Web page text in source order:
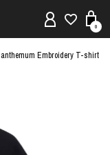
0
Embroidery T-shirt